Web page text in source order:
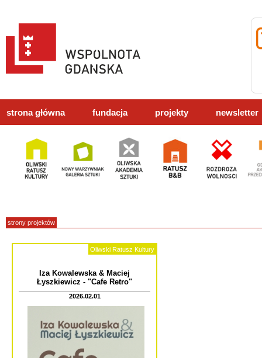
strona główna fundacja projekty newsletter
strony projektów
Oliwski Ratusz Kultury
Iza Kowalewska & Maciej
Łyszkiewicz - "Cafe Retro"
2026.02.01